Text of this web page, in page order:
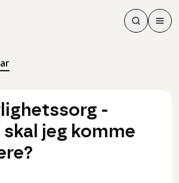
Søk
Søk
Meny
-
jeg komme